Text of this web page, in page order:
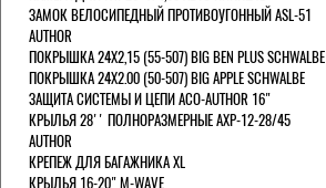
ЗАМОК ВЕЛОСИПЕДНЫЙ ПРОТИВОУГОННЫЙ ASL-51
AUTHOR
ПОКРЫШКА 24X2,15 (55-507) BIG BEN PLUS SCHWALBE
ПОКРЫШКА 24X2.00 (50-507) BIG APPLE SCHWALBE
ЗАЩИТА СИСТЕМЫ И ЦЕПИ ACO-AUTHOR 16"
КРЫЛЬЯ 28'' ПОЛНОРАЗМЕРНЫЕ AXP-12-28/45
AUTHOR
КРЕПЕЖ ДЛЯ БАГАЖНИКА XL
КРЫЛЬЯ 16-20" M-WAVE